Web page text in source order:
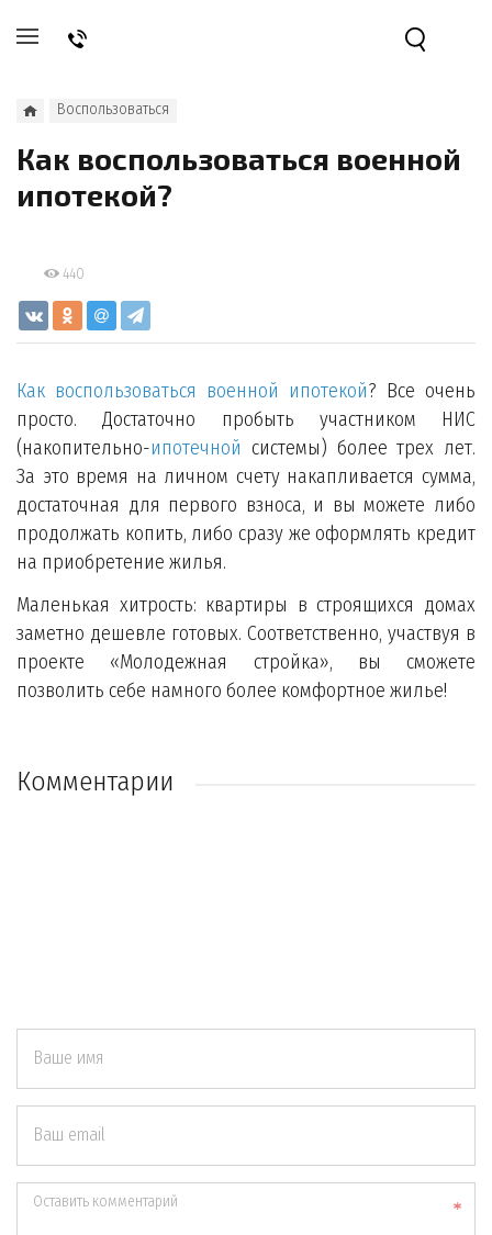
Воспользоваться
Как воспользоваться военной
ипотекой?
440
Как воспользоваться военной ипотекой? Все очень
просто. Достаточно пробыть участником НИС
(накопительно-ипотечной системы) более трех лет.
За это время на личном счету накапливается сумма,
достаточная для первого взноса, и вы можете либо
продолжать копить, либо сразу же оформлять кредит
на приобретение жилья.
Маленькая хитрость: квартиры в строящихся домах
заметно дешевле готовых. Соответственно, участвуя в
проекте «Молодежная стройка», вы сможете
позволить себе намного более комфортное жилье!
Комментарии
Ваше имя
Ваш email
Оставить комментарий